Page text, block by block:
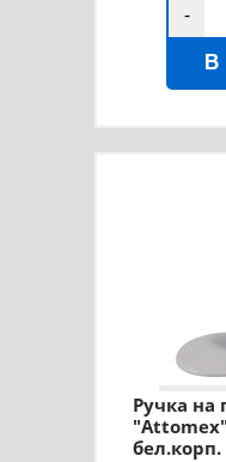
-
В
Ручка на
бел.корп.